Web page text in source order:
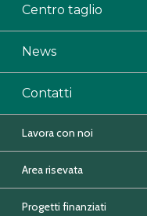
Centro taglio
News
Contatti
Lavora con noi
Area risevata
Progetti finanziati